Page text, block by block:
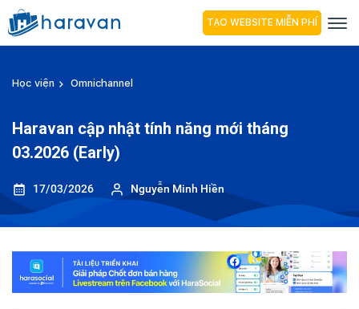
TẠO WEBSITE MIỄN PHÍ
Học viện Omnichannel
Haravan cập nhật tính năng mới tháng
03.2026 (Early)
17/03/2026 Nguyễn Minh Hiền